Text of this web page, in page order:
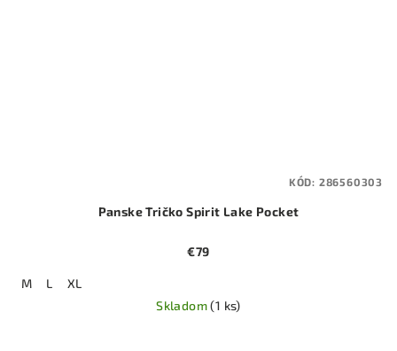
Panske Tričko Spirit Lake Pocket
€79
M L
XL
Skladom(1 ks)
KÓD: 286560303